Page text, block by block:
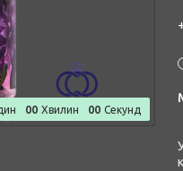
00 Хвилин 00 Секунд